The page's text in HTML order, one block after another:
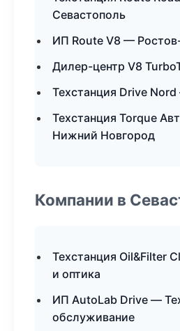
Севастополь
ИП Route V8 —
Дилер-центр V8
Техстанция Drive
Техстанция Torque
Нижний Новгород
Компании в
Техстанция Oil&Filter
и оптика
ИП AutoLab Drive —
обслуживание